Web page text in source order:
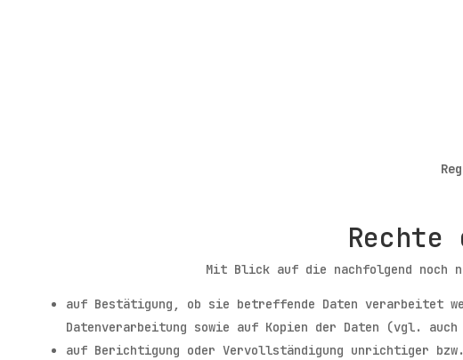
Mit Blick auf die nachfolgend noch
auf Bestätigung, ob sie betreffende Daten verarbeitet
Datenverarbeitung sowie auf Kopien der Daten (vgl. auch
auf Berichtigung oder Vervollständigung unrichtiger